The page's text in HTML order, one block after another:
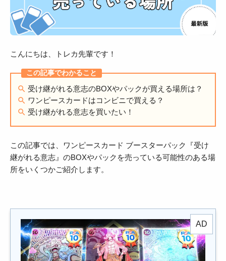
こんにちは、トレカ先輩です！
受け継がれる意志のBOXやパックが買える場所は？
ワンピースカードはコンビニで買える？
受け継がれる意志を買いたい！
この記事では、ワンピースカード ブースターパック『受け
継がれる意志』のBOXやパックを売っている可能性のある場
所をいくつかご紹介します。